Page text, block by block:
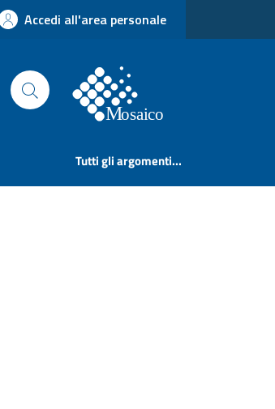
Accedi all'area personale
Tutti gli argomenti...